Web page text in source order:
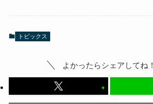
トピックス
よかったらシェアしてね！